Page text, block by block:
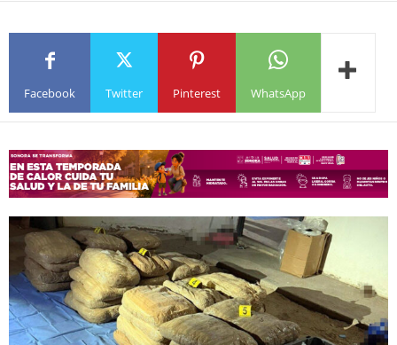
Facebook Twitter Pinterest WhatsApp